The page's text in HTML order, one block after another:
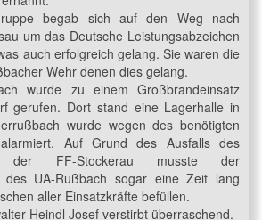
begab sich auf den Weg nach
um das Deutsche Leistungsabzeichen
auch erfolgreich gelang. Sie waren die
Wehr denen dies gelang.
wurde zu einem Großbrandeinsatz
gerufen. Dort stand eine Lagerhalle in
wurde wegen des benötigten
alarmiert. Auf Grund des Ausfalls des
der FF-Stockerau musste der
des UA-Rußbach sogar eine Zeit lang
aller Einsatzkräfte befüllen.
Heindl Josef verstirbt überraschend.